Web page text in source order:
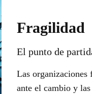
Fragilidad
El punto de
Las organizaciones
ante el cambio y